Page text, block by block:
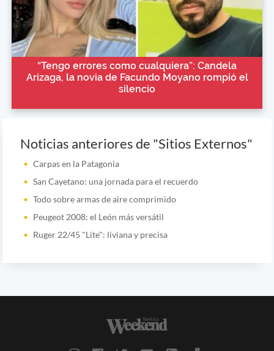
“Tengo errores como cualquiera”: Candela
Arizaga, la novia de Facundo Moyano rompió el
silencio
Noticias anteriores de "Sitios Externos"
Carpas en la Patagonia
San Cayetano: una jornada para el recuerdo
Todo sobre armas de aire comprimido
Peugeot 2008: el León más versátil
Ruger 22/45 "Lite": liviana y precisa